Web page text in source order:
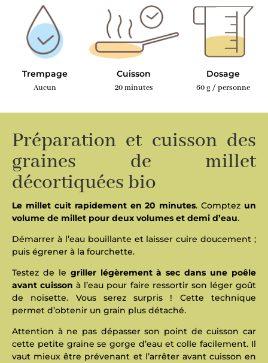
Trempage
Aucun
Cuisson
20 minutes
Dosage
60 g / personne
Préparation et cuisson des
graines de millet
décortiquées bio
Le millet cuit rapidement en 20 minutes. Comptez un
volume de millet pour deux volumes et demi d’eau.
Démarrer à l’eau bouillante et laisser cuire doucement ;
puis égrener à la fourchette.
Testez de le griller légèrement à sec dans une poêle
avant cuisson à l’eau pour faire ressortir son léger goût
de noisette. Vous serez surpris ! Cette technique
permet d’obtenir un grain plus détaché.
Attention à ne pas dépasser son point de cuisson car
cette petite graine se gorge d’eau et colle facilement. Il
vaut mieux être prévenant et l’arrêter avant cuisson en